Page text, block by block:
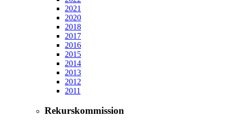
2021
2020
2018
2017
2016
2015
2014
2013
2012
2011
Rekurskommission